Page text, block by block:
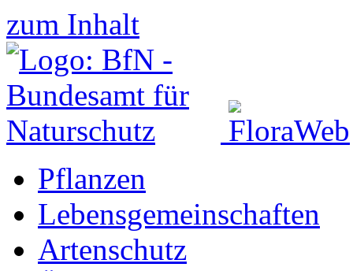
zum Inhalt
Pflanzen
Lebensgemeinschaften
Artenschutz